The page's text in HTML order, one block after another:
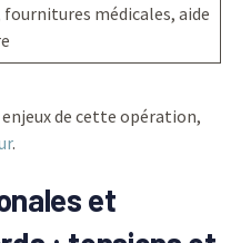
médicales, aide
de cette opération,
.
et